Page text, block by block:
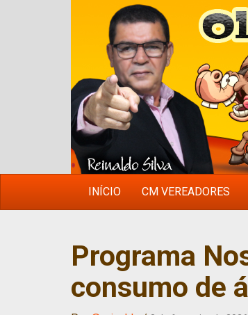
INÍCIO CM VEREADORES
Programa
consumo de